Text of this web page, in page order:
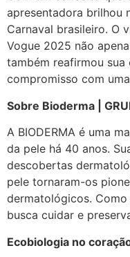
apresentadora brilhou
Carnaval brasileiro. O
Vogue 2025 não
também reafirmou
compromisso com
Sobre Bioderma |
A BIODERMA é uma
da pele há 40 anos.
descobertas
pele tornaram-os
dermatológicos.
busca cuidar e
Ecobiologia no